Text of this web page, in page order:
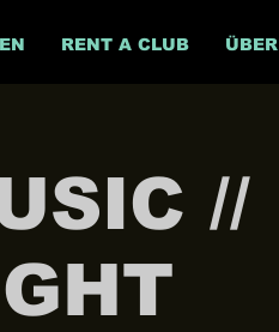
RENT A CLUB ÜBER
//